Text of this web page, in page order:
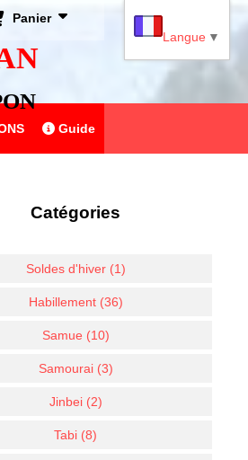
Panier
Guide
Catégories
Soldes d'hiver (1)
Habillement (36)
Samue (10)
Samourai (3)
Jinbei (2)
Tabi (8)
Langue ▼